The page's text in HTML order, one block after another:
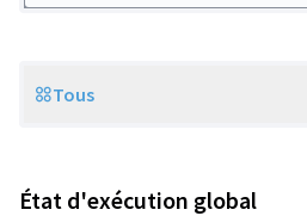
Scope
Tous
État d'exécution global